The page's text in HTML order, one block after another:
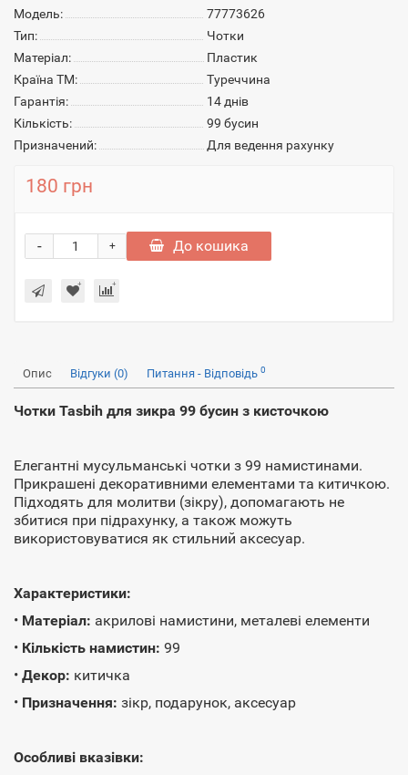
Модель:
77773626
Тип:
Чотки
Матеріал:
Пластик
Країна ТМ:
Туреччина
Гарантія:
14 днів
Кількість:
99 бусин
Призначений:
Для ведення рахунку
180 грн
+
- До кошика
Опис Відгуки (0) Питання - Відповідь 0
Чотки Tasbih для зикра 99 бусин з кисточкою
Елегантні мусульманські чотки з 99 намистинами.
Прикрашені декоративними елементами та китичкою.
Підходять для молитви (зікру), допомагають не
збитися при підрахунку, а також можуть
використовуватися як стильний аксесуар.
Характеристики:
• Матеріал: акрилові намистини, металеві елементи
• Кількість намистин: 99
• Декор: китичка
• Призначення: зікр, подарунок, аксесуар
Особливі вказівки: